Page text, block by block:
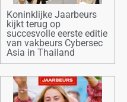
Koninklijke Jaarbeurs
kijkt terug op
succesvolle eerste editie
van vakbeurs Cybersec
Asia in Thailand